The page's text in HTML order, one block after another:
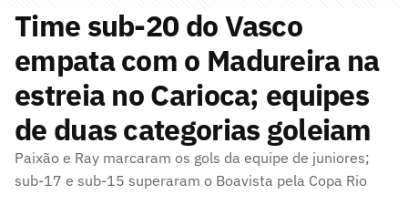
Time sub-20 do Vasco
empata com o Madureira na
estreia no Carioca; equipes
de duas categorias goleiam
Paixão e Ray marcaram os gols da equipe de juniores;
sub-17 e sub-15 superaram o Boavista pela Copa Rio